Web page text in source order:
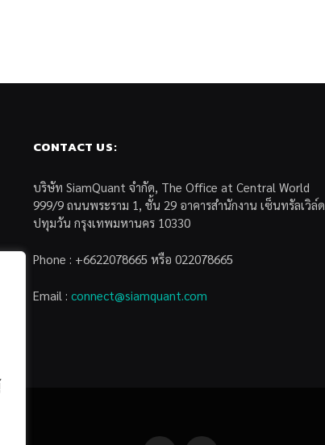
CONTACT US:
บริษัท SiamQuant จำกัด, The Office at Central World
999/9 ถนนพระราม 1, ชั้น 29 อาคารสำนักงาน เซ็นทรัลเวิล์ด
ปทุมวัน กรุงเทพมหานคร 10330
Phone : +6622078665 หรือ 022078665
Email : connect@siamquant.com